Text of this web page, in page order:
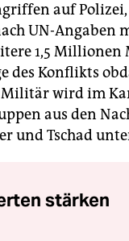
auf
UN-Angaben
1,5 Millionen
des Konflikts
wird im
aus den
und Tschad
stärken